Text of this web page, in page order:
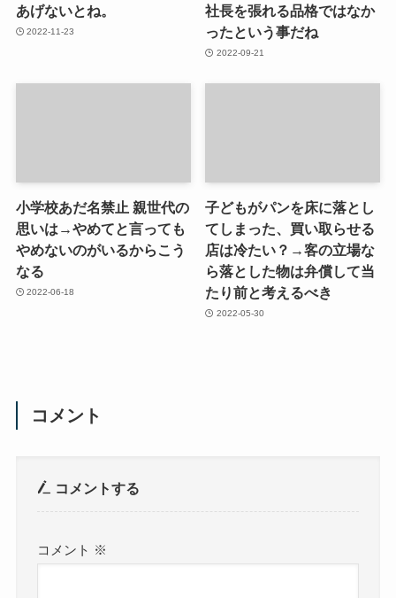
あげないとね。
2022-11-23
社長を張れる品格ではなか
ったという事だね
2022-09-21
小学校あだ名禁止 親世代の
思いは→やめてと言っても
やめないのがいるからこう
なる
2022-06-18
子どもがパンを床に落とし
てしまった、買い取らせる
店は冷たい？→客の立場な
ら落とした物は弁償して当
たり前と考えるべき
2022-05-30
コメント
コメントする
コメント ※